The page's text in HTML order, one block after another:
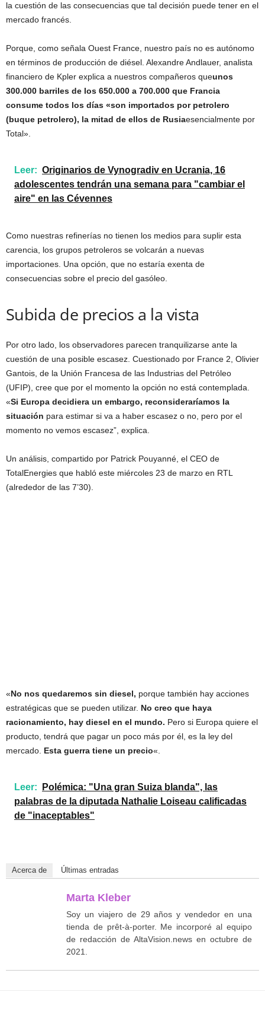
la cuestión de las consecuencias que tal decisión puede tener en el
mercado francés.
Porque, como señala Ouest France, nuestro país no es autónomo
en términos de producción de diésel. Alexandre Andlauer, analista
financiero de Kpler explica a nuestros compañeros queunos
300.000 barriles de los 650.000 a 700.000 que Francia
consume todos los días «son importados por petrolero
(buque petrolero), la mitad de ellos de Rusiaesencialmente por
Total».
Leer: Originarios de Vynogradiv en Ucrania, 16
adolescentes tendrán una semana para "cambiar el
aire" en las Cévennes
Como nuestras refinerías no tienen los medios para suplir esta
carencia, los grupos petroleros se volcarán a nuevas
importaciones. Una opción, que no estaría exenta de
consecuencias sobre el precio del gasóleo.
Subida de precios a la vista
Por otro lado, los observadores parecen tranquilizarse ante la
cuestión de una posible escasez. Cuestionado por France 2, Olivier
Gantois, de la Unión Francesa de las Industrias del Petróleo
(UFIP), cree que por el momento la opción no está contemplada.
«Si Europa decidiera un embargo, reconsideraríamos la
situación para estimar si va a haber escasez o no, pero por el
momento no vemos escasez”, explica.
Un análisis, compartido por Patrick Pouyanné, el CEO de
TotalEnergies que habló este miércoles 23 de marzo en RTL
(alrededor de las 7’30).
«No nos quedaremos sin diesel, porque también hay acciones
estratégicas que se pueden utilizar. No creo que haya
racionamiento, hay diesel en el mundo. Pero si Europa quiere el
producto, tendrá que pagar un poco más por él, es la ley del
mercado. Esta guerra tiene un precio«.
Leer:
Polémica: "Una gran Suiza blanda", las
palabras de la diputada Nathalie Loiseau calificadas
de "inaceptables"
Acerca de Últimas entradas
Marta Kleber
Soy un viajero de 29 años y vendedor en una
tienda de prêt-à-porter. Me incorporé al equipo
de redacción de AltaVision.news en octubre de
2021.